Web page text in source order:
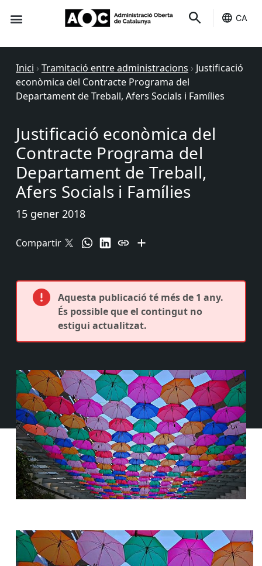
CA
Inici › Tramitació entre administracions › Justificació
econòmica del Contracte Programa del
Departament de Treball, Afers Socials i Famílies
Justificació econòmica del
Contracte Programa del
Departament de Treball,
Afers Socials i Famílies
15 gener 2018
Compartir
Aquesta publicació té més de 1 any.
És possible que el contingut no
estigui actualitzat.